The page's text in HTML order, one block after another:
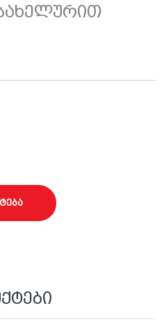
quantity